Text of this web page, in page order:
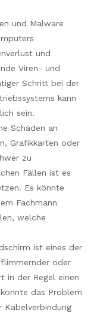
und Malware
und
Viren- und
Schritt bei der
kann
sein.
Schäden an
Grafikkarten oder
zu
Fällen ist es
Es könnte
Fachmann
welche
ist eines der
oder
in der Regel einen
das Problem
Kabelverbindung